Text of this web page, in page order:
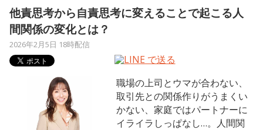
他責思考から自責思考に変えることで起こる人
間関係の変化とは？
2026年2月5日 18時配信
職場の上司とウマが合わない、
取引先との関係作りがうまくい
かない、家庭ではパートナーに
イライラしっぱなし…。人間関